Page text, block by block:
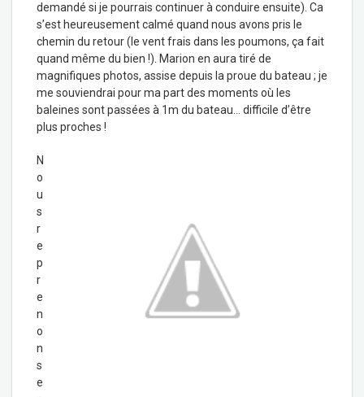
demandé si je pourrais continuer à conduire ensuite). Ca
s’est heureusement calmé quand nous avons pris le
chemin du retour (le vent frais dans les poumons, ça fait
quand même du bien !). Marion en aura tiré de
magnifiques photos, assise depuis la proue du bateau ; je
me souviendrai pour ma part des moments où les
baleines sont passées à 1m du bateau… difficile d’être
plus proches !
N
o
u
s
r
e
p
r
e
n
o
n
s
e